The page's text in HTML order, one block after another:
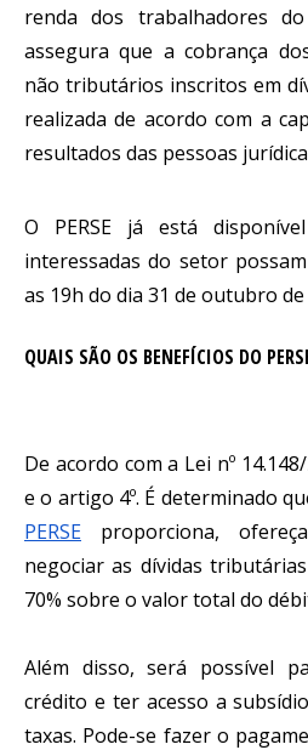
renda dos trabalhadores
assegura que a cobrança
não tributários inscritos em
realizada de acordo com a
resultados das pessoas
O PERSE já está
interessadas do setor
as 19h do dia 31 de outubro de
QUAIS SÃO OS BENEFÍCIOS DO
De acordo com a Lei nº
PERSE proporciona,
negociar as dívidas
70% sobre o valor total do
Além disso, será possível
crédito e ter acesso a
taxas. Pode-se fazer o